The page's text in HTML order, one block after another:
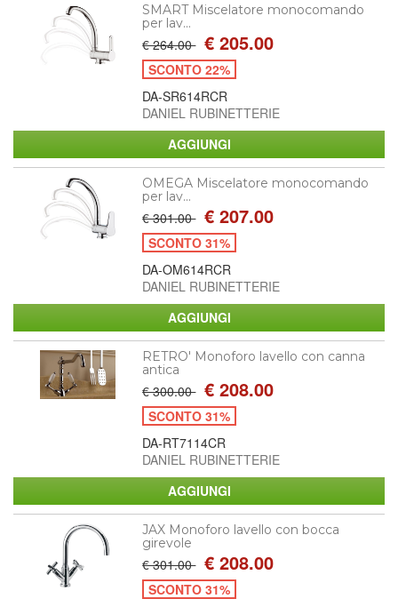
SMART Miscelatore monocomando
per lav...
€ 264.00 € 205.00
SCONTO 22%
DA-SR614RCR
DANIEL RUBINETTERIE
OMEGA Miscelatore monocomando
per lav...
€ 301.00 € 207.00
SCONTO 31%
DA-OM614RCR
DANIEL RUBINETTERIE
RETRO' Monoforo lavello con canna
antica
€ 300.00 € 208.00
SCONTO 31%
DA-RT7114CR
DANIEL RUBINETTERIE
JAX Monoforo lavello con bocca
girevole
€ 301.00 € 208.00
SCONTO 31%